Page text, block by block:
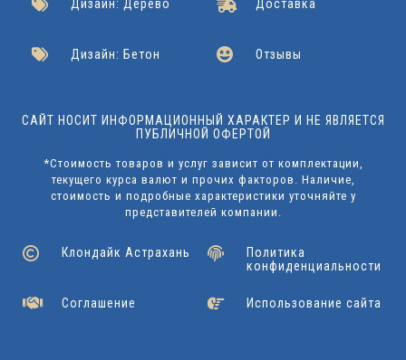
Дизайн: Дерево
Дизайн: Бетон
Доставка
Отзывы
САЙТ НОСИТ ИНФОРМАЦИОННЫЙ ХАРАКТЕР И НЕ ЯВЛЯЕТСЯ
ПУБЛИЧНОЙ ОФЕРТОЙ
*Стоимость товаров и услуг зависит от комплектации,
текущего курса валют и прочих факторов. Наличие,
стоимость и подробные характеристики уточняйте у
представителей компании.
Клондайк Астрахань
Политика
конфиденциальности
Соглашение Использование сайта